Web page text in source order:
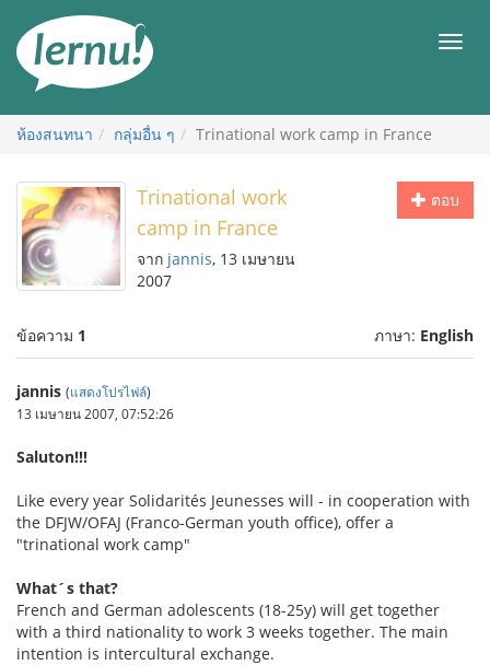
สารบัญ
เมนู
ห้องสนทนา กลุ่มอื่น ๆ Trinational work camp in France
ตอบ
Trinational work
camp in France
จาก jannis, 13 เมษายน
2007
ข้อความ 1 ภาษา: English
jannis (แสดงโปรไฟล์)
13 เมษายน 2007, 07:52:26
Saluton!!!
Like every year Solidarités Jeunesses will - in cooperation with
the DFJW/OFAJ (Franco-German youth office), offer a
"trinational work camp"
What´s that?
French and German adolescents (18-25y) will get together
with a third nationality to work 3 weeks together. The main
intention is intercultural exchange.